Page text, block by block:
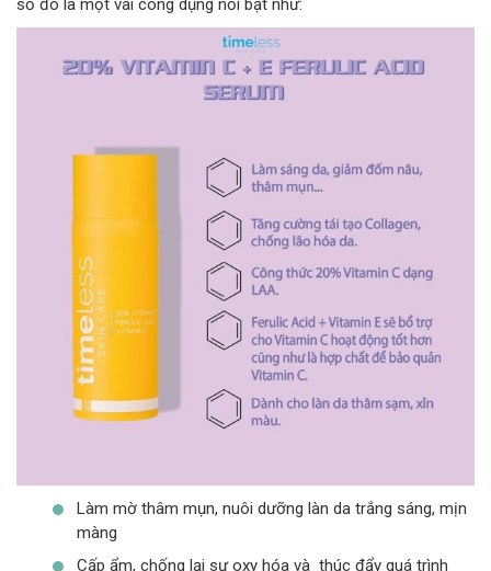
số đó là một vài công dụng nổi bật như:
Làm mờ thâm mụn, nuôi dưỡng làn da trắng sáng, mịn
màng
Cấp ẩm, chống lại sự oxy hóa và thúc đẩy quá trình